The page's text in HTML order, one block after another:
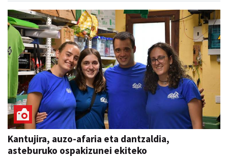
Kantujira, auzo-afaria eta dantzaldia,
asteburuko ospakizunei ekiteko